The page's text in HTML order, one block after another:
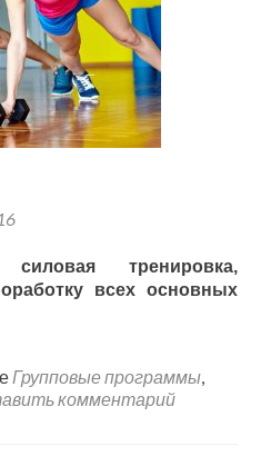
тренировка,
всех основных
Групповые программы,
комментарий